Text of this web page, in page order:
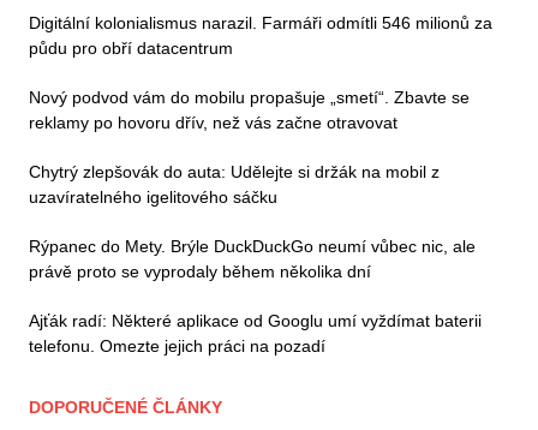
Digitální kolonialismus narazil. Farmáři odmítli 546 milionů za
půdu pro obří datacentrum
Nový podvod vám do mobilu propašuje „smetí“. Zbavte se
reklamy po hovoru dřív, než vás začne otravovat
Chytrý zlepšovák do auta: Udělejte si držák na mobil z
uzavíratelného igelitového sáčku
Rýpanec do Mety. Brýle DuckDuckGo neumí vůbec nic, ale
právě proto se vyprodaly během několika dní
Ajťák radí: Některé aplikace od Googlu umí vyždímat baterii
telefonu. Omezte jejich práci na pozadí
DOPORUČENÉ ČLÁNKY